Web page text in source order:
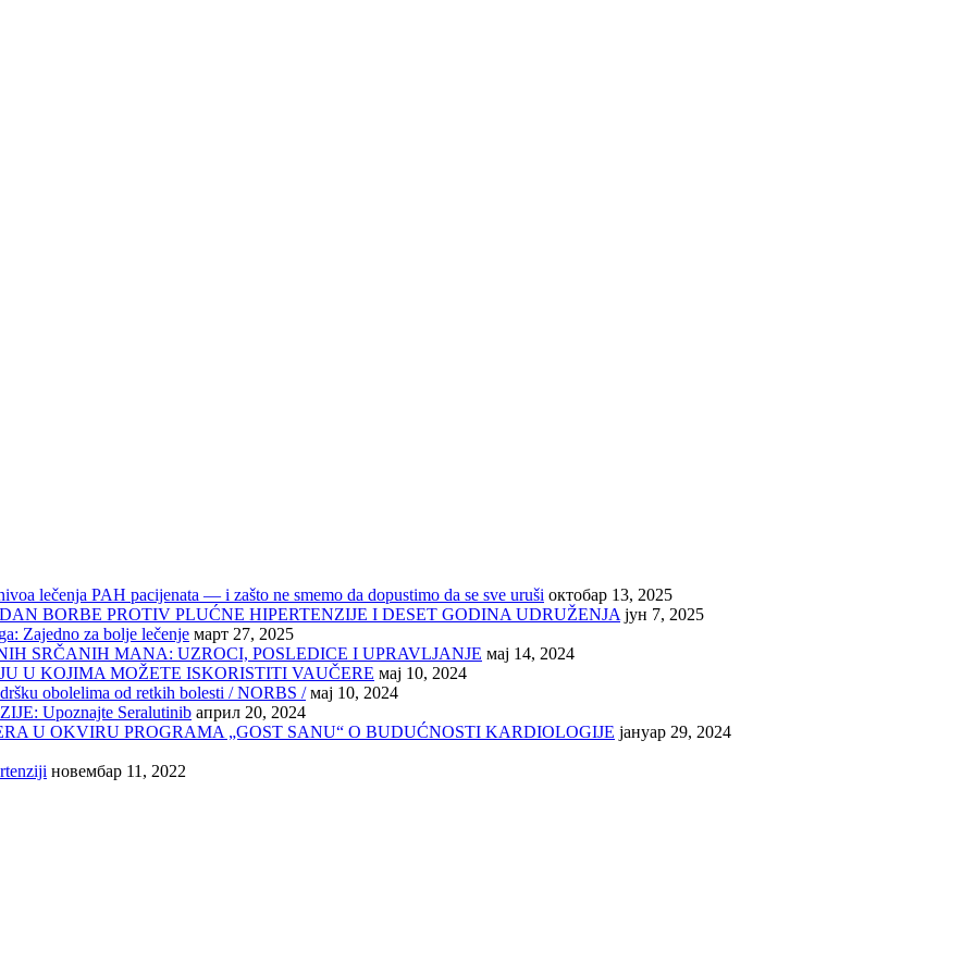
lečenja PAH pacijenata — i zašto ne smemo da dopustimo da se sve uruši октобар 13, 2025
BORBE PROTIV PLUĆNE HIPERTENZIJE I DESET GODINA UDRUŽENJA јун 7, 2025
Zajedno za bolje lečenje март 27, 2025
SRČANIH MANA: UZROCI, POSLEDICE I UPRAVLJANJE мај 14, 2024
U KOJIMA MOŽETE ISKORISTITI VAUČERE мај 10, 2024
obolelima od retkih bolesti / NORBS / мај 10, 2024
Upoznajte Seralutinib април 20, 2024
U OKVIRU PROGRAMA „GOST SANU“ O BUDUĆNOSTI KARDIOLOGIJE јануар 29, 2024
новембар 11, 2022